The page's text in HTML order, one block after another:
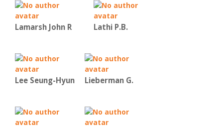
Lamarsh John R Lathi P.B.
Lee Seung-Hyun Lieberman G.